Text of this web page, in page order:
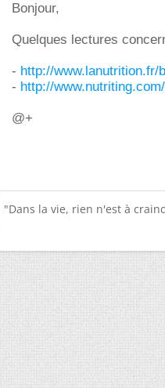
Bonjour,
Quelques lectures
- http://
- http://
@+
"Dans la vie, rien n'est à